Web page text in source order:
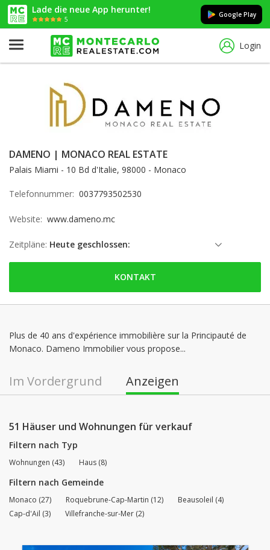
Lade die neue App herunter!
5
Google Play
Login
DAMENO | MONACO REAL ESTATE
Palais Miami - 10 Bd d'Italie, 98000 - Monaco
Telefonnummer: 0037793502530
Website: www.dameno.mc
Zeitpläne: Heute geschlossen:
Sonntag: geschlossen
Montag: 09:00 - 12:30 | 14:00 - 18:00
Donnerstag: 09:00 - 12:30 | 14:00 - 18:00
Freitag: 09:00 - 12:30 | 14:00 - 17:00
KONTAKT
Plus de 40 ans d'expérience immobilière sur la Principauté de
Monaco. Dameno Immobilier vous propose...
Im Vordergrund Anzeigen
51 Häuser und Wohnungen für verkauf
Filtern nach Typ
Wohnungen (43) Haus (8)
Filtern nach Gemeinde
Monaco (27) Roquebrune-Cap-Martin (12)
Beausoleil (4)
Cap-d'Ail (3)
Villefranche-sur-Mer (2)